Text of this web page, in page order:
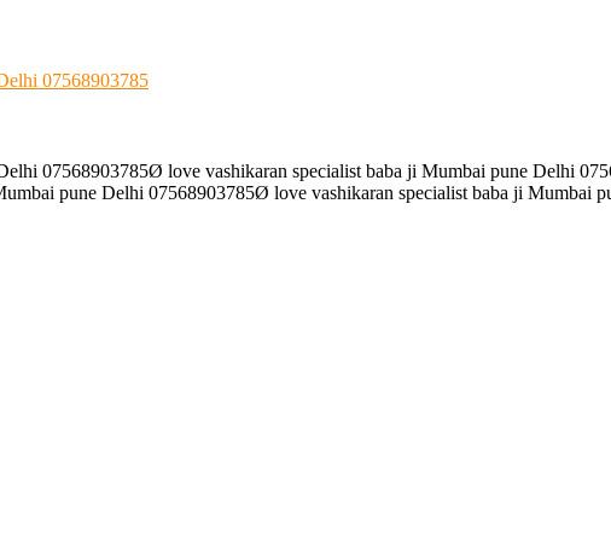
07568903785
07568903785Ø love vashikaran specialist baba ji Mumbai pune Delhi
pune Delhi 07568903785Ø love vashikaran specialist baba ji Mumbai